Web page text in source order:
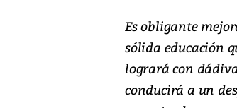
Es obligante
sólida educación
logrará con
conducirá a un